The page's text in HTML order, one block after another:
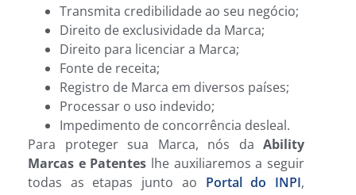
Transmita credibilidade ao seu negócio;
Direito de exclusividade da Marca;
Direito para licenciar a Marca;
Fonte de receita;
Registro de Marca em diversos países;
Processar o uso indevido;
Impedimento de concorrência desleal.
Para proteger sua Marca, nós da Ability
Marcas e Patentes lhe auxiliaremos a seguir
todas as etapas junto ao Portal do INPI,